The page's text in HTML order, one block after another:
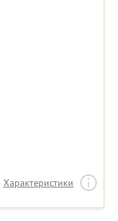
Характеристики